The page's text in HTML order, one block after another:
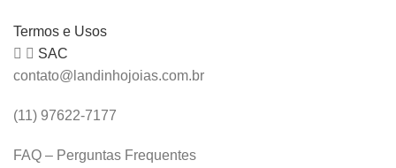
Termos e Usos
SAC
contato@landinhojoias.com.br
(11) 97622-7177
FAQ – Perguntas Frequentes